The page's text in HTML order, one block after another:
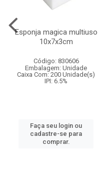
Esponja magica multiuso
10x7x3cm
Código: 830606
Embalagem: Unidade
Caixa Com: 200 Unidade(s)
IPI: 6.5%
Faça seu login ou
cadastre-se para
comprar.